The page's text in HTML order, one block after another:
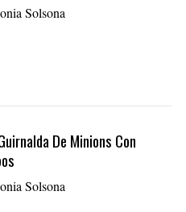
Solsona
De Minions Con
Solsona